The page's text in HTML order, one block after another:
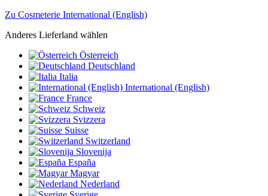
Zu Cosmeterie International (English)
Anderes Lieferland wählen
Österreich
Deutschland
Italia
International (English)
France
Schweiz
Svizzera
Suisse
Switzerland
Slovenija
España
Magyar
Nederland